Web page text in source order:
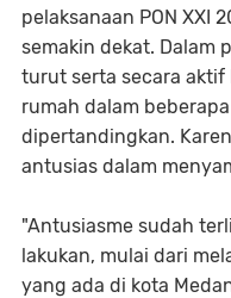
pelaksanaan PON XXI
semakin dekat. Dalam
turut serta secara aktif
rumah dalam
dipertandingkan.
antusias dalam
"Antusiasme sudah
lakukan, mulai dari
yang ada di kota